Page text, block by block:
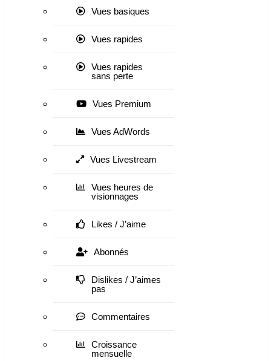
Vues basiques
Vues rapides
Vues rapides
sans perte
Vues Premium
Vues AdWords
Vues Livestream
Vues heures de
visionnages
Likes / J’aime
Abonnés
Dislikes / J’aimes
pas
Commentaires
Croissance
mensuelle